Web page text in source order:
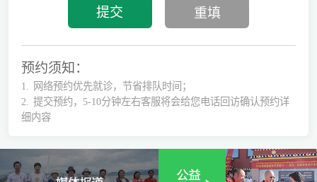
预约须知：
1.
网络预约优先就诊，节省排队时间；
2.
提交预约，5-10分钟左右客服将会给您电话回访确认预约详
细内容